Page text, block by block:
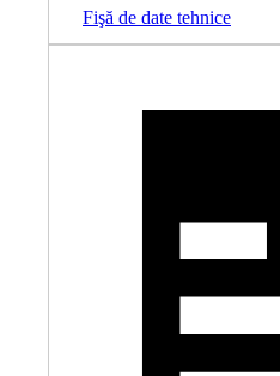
Fişă de date tehnice